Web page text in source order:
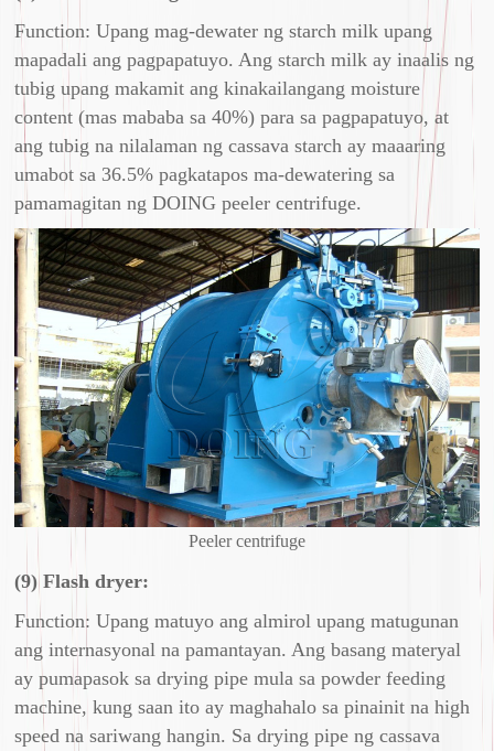
Function: Upang mag-dewater ng starch milk upang
mapadali ang pagpapatuyo. Ang starch milk ay inaalis ng
tubig upang makamit ang kinakailangang moisture
content (mas mababa sa 40%) para sa pagpapatuyo, at
ang tubig na nilalaman ng cassava starch ay maaaring
umabot sa 36.5% pagkatapos ma-dewatering sa
pamamagitan ng DOING peeler centrifuge.
Peeler centrifuge
(9) Flash dryer:
Function: Upang matuyo ang almirol upang matugunan
ang internasyonal na pamantayan. Ang basang materyal
ay pumapasok sa drying pipe mula sa powder feeding
machine, kung saan ito ay maghahalo sa pinainit na high
speed na sariwang hangin. Sa drying pipe ng cassava